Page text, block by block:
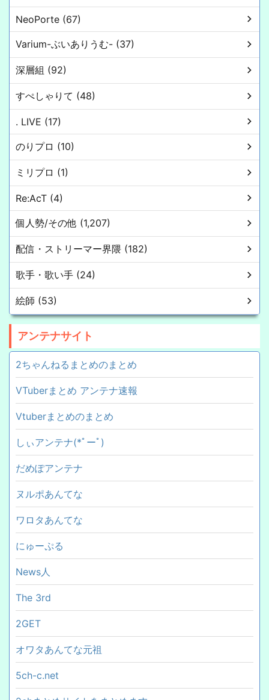
NeoPorte (67)
Varium-ぶいありうむ- (37)
深層組 (92)
すぺしゃりて (48)
. LIVE (17)
のりプロ (10)
ミリプロ (1)
Re:AcT (4)
個人勢/その他 (1,207)
配信・ストリーマー界隈 (182)
歌手・歌い手 (24)
絵師 (53)
アンテナサイト
2ちゃんねるまとめのまとめ
VTuberまとめ アンテナ速報
Vtuberまとめのまとめ
しぃアンテナ(*ﾟーﾟ)
だめぽアンテナ
ヌルポあんてな
ワロタあんてな
にゅーぷる
News人
The 3rd
2GET
オワタあんてな元祖
5ch-c.net